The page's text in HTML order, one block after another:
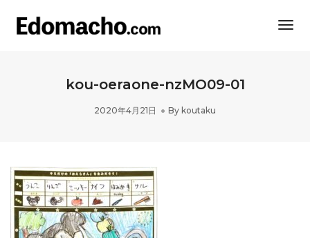
kou-oeraone-nzMO09-01
2020年4月21日 By koutaku